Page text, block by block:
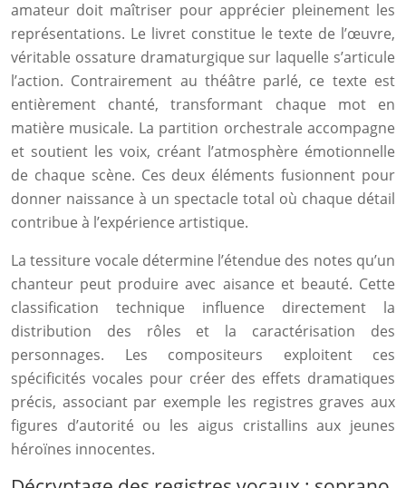
amateur doit maîtriser pour apprécier pleinement les
représentations. Le livret constitue le texte de l’œuvre,
véritable ossature dramaturgique sur laquelle s’articule
l’action. Contrairement au théâtre parlé, ce texte est
entièrement chanté, transformant chaque mot en
matière musicale. La partition orchestrale accompagne
et soutient les voix, créant l’atmosphère émotionnelle
de chaque scène. Ces deux éléments fusionnent pour
donner naissance à un spectacle total où chaque détail
contribue à l’expérience artistique.
La tessiture vocale détermine l’étendue des notes qu’un
chanteur peut produire avec aisance et beauté. Cette
classification technique influence directement la
distribution des rôles et la caractérisation des
personnages. Les compositeurs exploitent ces
spécificités vocales pour créer des effets dramatiques
précis, associant par exemple les registres graves aux
figures d’autorité ou les aigus cristallins aux jeunes
héroïnes innocentes.